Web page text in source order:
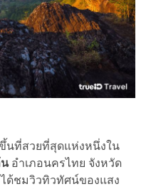
ที่สวยที่สุดแห่งหนึ่งใน
อำเภอนครไทย จังหวัด
ได้ชมวิวทิวทัศน์ของแสง